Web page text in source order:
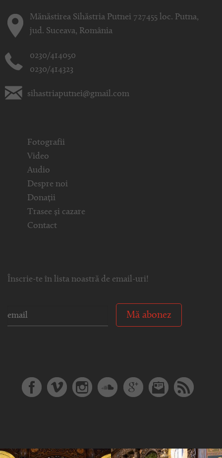
Mănăstirea Sihăstria Putnei 727455 loc. Putna,
jud. Suceava, România
0230/414050
0230/414323
sihastriaputnei@gmail.com
Fotografii
Video
Audio
Despre noi
Donații
Trasee și cazare
Contact
Înscrie-te în lista noastră de email-uri!
Mă abonez